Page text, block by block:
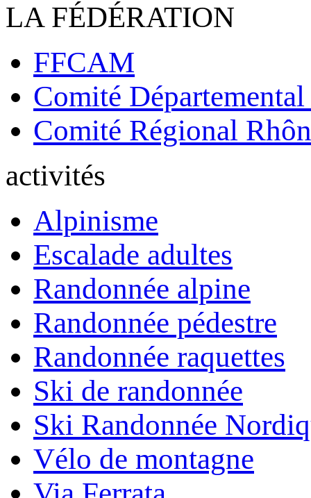
LA FÉDÉRATION
FFCAM
Comité
Comité Régional
activités
Alpinisme
Escalade adultes
Randonnée alpine
Randonnée pédestre
Randonnée raquettes
Ski de randonnée
Ski Randonnée
Vélo de montagne